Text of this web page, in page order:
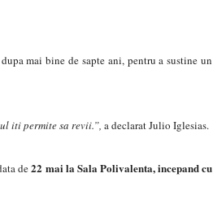
mai bine de sapte ani, pentru a sustine un
iti permite sa revii.”, a declarat Julio Iglesias.
de22 mai la Sala Polivalenta, incepand cu